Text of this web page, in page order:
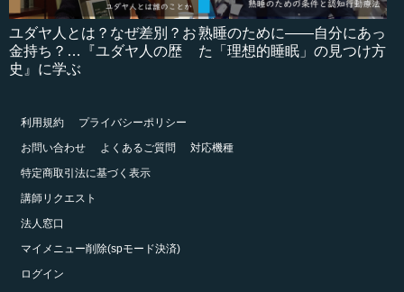
ユダヤ人とは？なぜ差別？お
金持ち？…『ユダヤ人の歴
史』に学ぶ
熟睡のために――自分にあっ
た「理想的睡眠」の見つけ方
利用規約
プライバシーポリシー
お問い合わせ
よくあるご質問
対応機種
特定商取引法に基づく表示
講師リクエスト
法人窓口
マイメニュー削除(spモード決済)
ログイン